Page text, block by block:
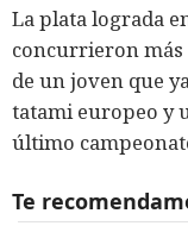
La plata lograda
concurrieron más
de un joven que
tatami europeo y
último